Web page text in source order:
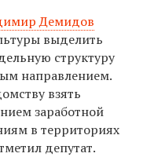
Демидов
выделить
структуру
направлением.
взять
заработной
в территориях
депутат.